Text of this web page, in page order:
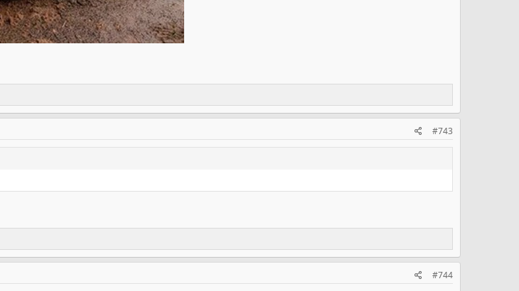
#743
#744